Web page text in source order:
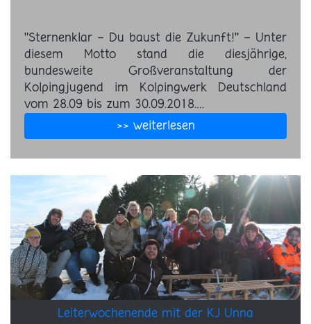
"Sternenklar - Du baust die Zukunft!" - Unter
diesem Motto stand die diesjährige,
bundesweite Großveranstaltung der
Kolpingjugend im Kolpingwerk Deutschland
vom 28.09 bis zum 30.09.2018.…
>> weiterlesen
Leiterwochenende mit der KJ Unna